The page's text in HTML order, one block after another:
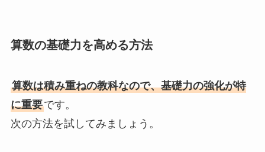
算数の基礎力を高める方法
算数は積み重ねの教科なので、基礎力の強化が特
に重要です。
次の方法を試してみましょう。